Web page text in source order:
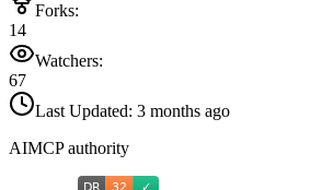
Forks:
14
Watchers:
67
Last Updated: 3 months ago
AIMCP authority